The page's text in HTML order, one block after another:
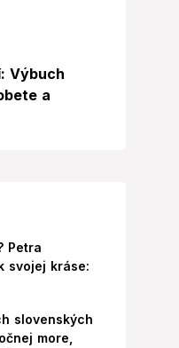
Výbuch
a
Petra
svojej kráse:
slovenských
more,